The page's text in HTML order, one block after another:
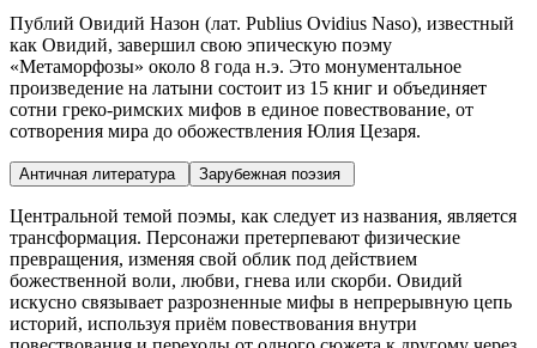
Публий Овидий Назон (лат. Publius Ovidius Naso), известный
как Овидий, завершил свою эпическую поэму
«Метаморфозы» около 8 года н.э. Это монументальное
произведение на латыни состоит из 15 книг и объединяет
сотни греко-римских мифов в единое повествование, от
сотворения мира до обожествления Юлия Цезаря.
Античная литература Зарубежная поэзия
Центральной темой поэмы, как следует из названия, является
трансформация. Персонажи претерпевают физические
превращения, изменяя свой облик под действием
божественной воли, любви, гнева или скорби. Овидий
искусно связывает разрозненные мифы в непрерывную цепь
историй, используя приём повествования внутри